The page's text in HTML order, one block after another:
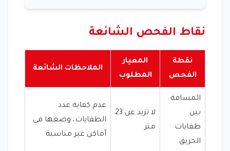
نقاط الفحص الشائعة
نقطة
الفحص
المعيار
المطلوب
الملاحظات الشائعة
المسافة
بين
طفايات
الحريق
لا تزيد عن 23
متر
عدم كفاية عدد
الطفايات، وضعها في
أماكن غير مناسبة